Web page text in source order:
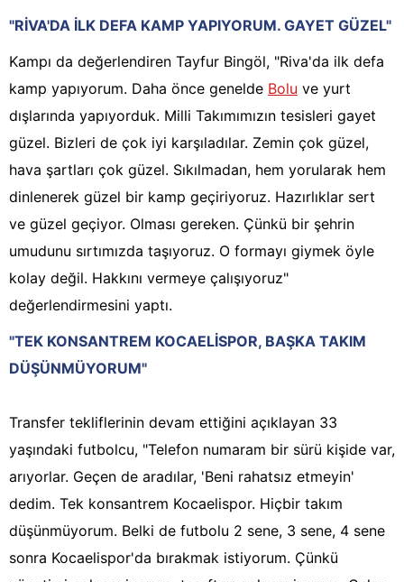
"RİVA'DA İLK DEFA KAMP YAPIYORUM. GAYET GÜZEL"
Kampı da değerlendiren Tayfur Bingöl, "Riva'da ilk defa
kamp yapıyorum. Daha önce genelde Bolu ve yurt
dışlarında yapıyorduk. Milli Takımımızın tesisleri gayet
güzel. Bizleri de çok iyi karşıladılar. Zemin çok güzel,
hava şartları çok güzel. Sıkılmadan, hem yorularak hem
dinlenerek güzel bir kamp geçiriyoruz. Hazırlıklar sert
ve güzel geçiyor. Olması gereken. Çünkü bir şehrin
umudunu sırtımızda taşıyoruz. O formayı giymek öyle
kolay değil. Hakkını vermeye çalışıyoruz"
değerlendirmesini yaptı.
"TEK KONSANTREM KOCAELİSPOR, BAŞKA TAKIM
DÜŞÜNMÜYORUM"
Transfer tekliflerinin devam ettiğini açıklayan 33
yaşındaki futbolcu, "Telefon numaram bir sürü kişide var,
arıyorlar. Geçen de aradılar, 'Beni rahatsız etmeyin'
dedim. Tek konsantrem Kocaelispor. Hiçbir takım
düşünmüyorum. Belki de futbolu 2 sene, 3 sene, 4 sene
sonra Kocaelispor'da bırakmak istiyorum. Çünkü